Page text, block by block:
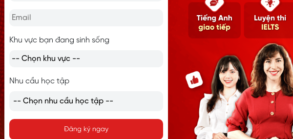
to read the instructions? (Có phải việc đọc hướng dẫn là quan
instructions is essential, especially when using unfamiliar machines. It not
device is used correctly but also reduces the risk of accidents or damage. From
instructions often leads to unnecessary mistakes that could have been
rằng việc đọc hướng dẫn là rất cần thiết, đặc biệt khi sử dụng những thiết bị
chỉ giúp đảm bảo thiết bị được sử dụng đúng cách mà còn giảm nguy cơ tai
kinh nghiệm của tôi, việc bỏ qua hướng dẫn thường dẫn đến những lỗi
Khu vực bạn đang sinh sống
Nhu cầu học tập
Đăng ký ngay